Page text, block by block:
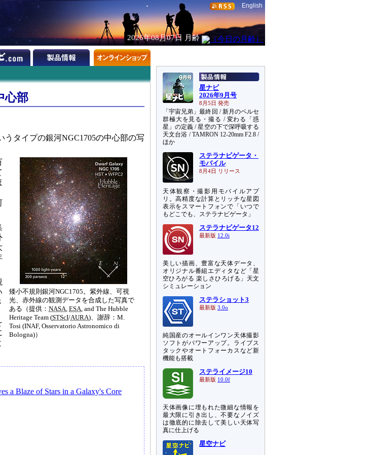
English
2026年08月07日 月齢
心部
タイプの銀河NGC1705の中心部の写
矮小不規則銀河NGC1705。紫外線、可視
光、赤外線の観測データを合成した写真で
ある（提供：NASA ,ESA , and The Hubble
Heritage Team (STScI/AURA)、謝辞：M.
Tosi (INAF, Osservatorio Astronomico di
Bologna)）
a Blaze of Stars in a Galaxy's Core
星ナビ
2026年9月号
8月5日 発売
「宇宙兄弟」最終回 / 新月のペルセ
群極大を見る・撮る / 変わる「惑
星」の定義 / 星空の下で深呼吸する
天文台浴 / TAMRON 12-20mm F2.8 /
ほか
ステラナビゲータ・
モバイル
8月4日 リリース
天体観察・撮影用モバイルアプ
リ。高精度な計算とリッチな星図
表示をスマートフォンで「いつで
もどこでも、ステラナビゲータ」
ステラナビゲータ12
最新版 12.0i
美しい描画、豊富な天体データ、
オリジナル番組エディタなど「星
空ひろがる 楽しさひろげる」天文
シミュレーション
ステラショット3
最新版 3.0o
純国産のオールインワン天体撮影
ソフトがパワーアップ。ライブス
タックやオートフォーカスなど新
機能も搭載
ステライメージ10
最新版 10.0f
天体画像に埋もれた微細な情報を
最大限に引き出し、不要なノイズ
は徹底的に除去して美しい天体写
真に仕上げる
星空ナビ